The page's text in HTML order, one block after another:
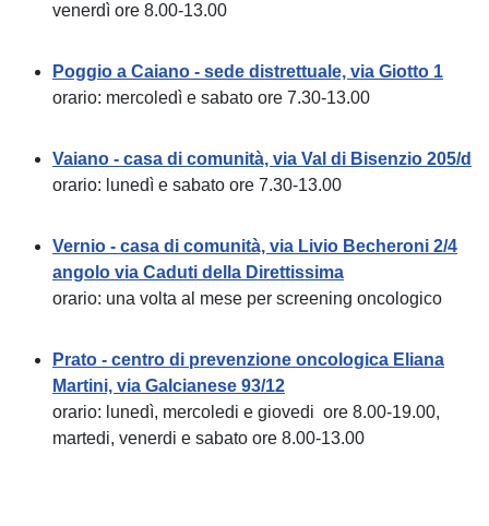
venerdì ore 8.00-13.00
Poggio a Caiano - sede distrettuale, via Giotto 1
orario: mercoledì e sabato ore 7.30-13.00
Vaiano - casa di comunità, via Val di Bisenzio 205/d
orario: lunedì e sabato ore 7.30-13.00
Vernio - casa di comunità, via Livio Becheroni 2/4
angolo via Caduti della Direttissima
orario: una volta al mese per screening oncologico
Prato - centro di prevenzione oncologica Eliana
Martini, via Galcianese 93/12
orario: lunedì, mercoledi e giovedi ore 8.00-19.00,
martedi, venerdi e sabato ore 8.00-13.00